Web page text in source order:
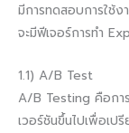
มีการทดสอบการใช้
จะมีฟีเจอร์การทำ
1.1) A/B Test
A/B Testing คือกา
เวอร์ชันขึ้นไปเพื่อเป